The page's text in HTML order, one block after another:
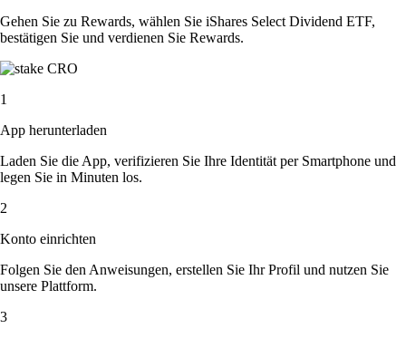
Gehen Sie zu Rewards, wählen Sie iShares Select Dividend ETF,
bestätigen Sie und verdienen Sie Rewards.
1
App herunterladen
Laden Sie die App, verifizieren Sie Ihre Identität per Smartphone und
legen Sie in Minuten los.
2
Konto einrichten
Folgen Sie den Anweisungen, erstellen Sie Ihr Profil und nutzen Sie
unsere Plattform.
3